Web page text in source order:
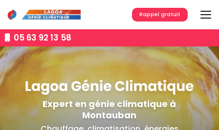
au
contenu
principal05 63 92 13 58
Rappel gratuit
Expert en génie climatique à
Montauban